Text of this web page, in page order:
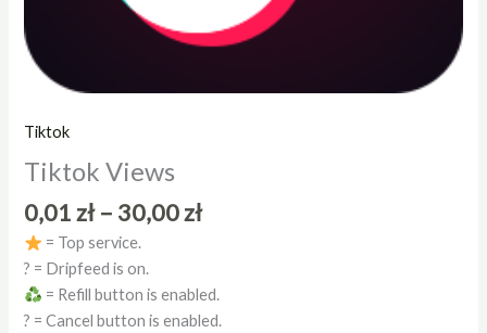
Tiktok
Tiktok Views
0,01zł – 30,00zł
= Top service.
? = Dripfeed is on.
= Refill button is enabled.
? = Cancel button is enabled.